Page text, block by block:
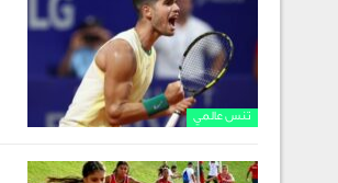
تنس عالمي